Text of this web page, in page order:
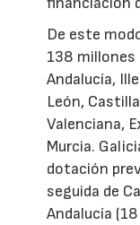
De este
138 millones
Andalucía,
León,
Valenciana,
Murcia.
dotación
seguida de
Andalucía